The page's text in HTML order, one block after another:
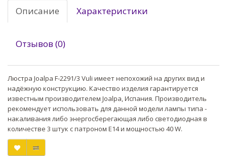
Описание Характеристики
Отзывов (0)
Люстра Joalpa F-2291/3 Vuli имеет непохожий на других вид и
надёжную конструкцию. Качество изделия гарантируется
известным производителем Joalpa, Испания. Производитель
рекомендует использовать для данной модели лампы типа -
накаливания либо энергосберегающая либо светодиодная в
количестве 3 штук с патроном E14 и мощностью 40 W.